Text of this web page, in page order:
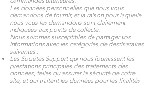
Les données personnelles que nous vous
demandons de fournir, et la raison pour laquelle
nous vous les demandons sont clairement
indiquées aux points de collecte.
Nous sommes susceptibles de partager vos
informations avec les catégories de destinataires
suivantes :
Les Sociétés Support qui nous fournissent les
prestations principales des traitements des
données, telles qu’assurer la sécurité de notre
site, et qui traitent les données pour les finalités